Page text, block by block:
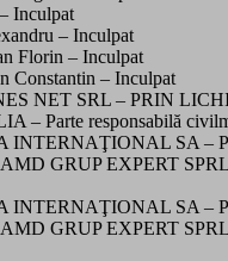
Inculpat
– Inculpat
Florin – Inculpat
Constantin – Inculpat
NET SRL – PRIN
– Parte responsabilă
INTERNAŢIONAL SA –
GRUP EXPERT SPRL
INTERNAŢIONAL SA –
GRUP EXPERT SPRL